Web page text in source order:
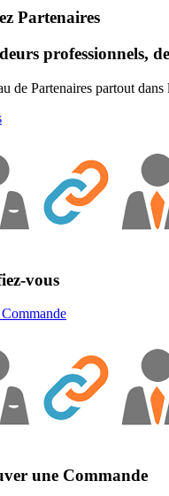
Partenaires
professionnels,
de Partenaires partout dans
vous
une Commande